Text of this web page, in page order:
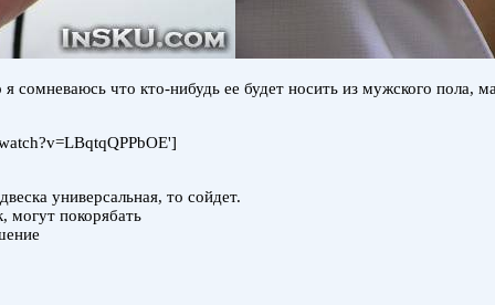
сомневаюсь что кто-нибудь ее будет носить из мужского
универсальная, то сойдет.
могут покорябать